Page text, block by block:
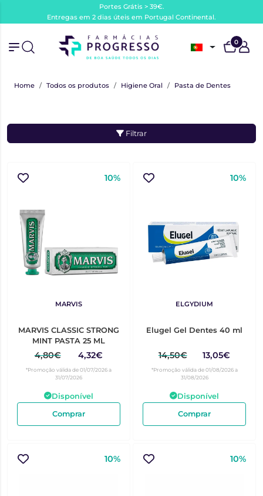
Portes Grátis > 39€.
Entregas em 2 dias úteis em Portugal Continental.
0
Home Todos os produtos Higiene Oral Pasta de Dentes
Filtrar
10%
MARVIS
MARVIS CLASSIC STRONG
MINT PASTA 25 ML
4,80€ 4,32€
*Promoção válida de 01/07/2026 a
31/07/2026
Disponível
Comprar
10%
ELGYDIUM
Elugel Gel Dentes 40 ml
14,50€ 13,05€
*Promoção válida de 01/08/2026 a
31/08/2026
Disponível
Comprar
10% 10%